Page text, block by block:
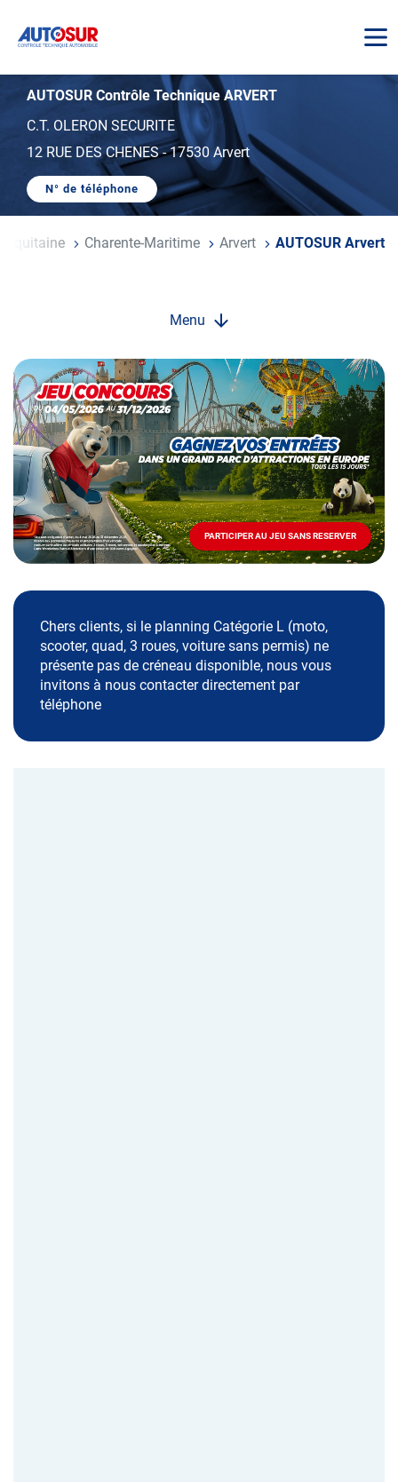
AUTOSUR
AUTOSUR Contrôle Technique ARVERT
C.T. OLERON SECURITE
12 RUE DES CHENES-17530 Arvert
N° de téléphone
AFFICHER
DE
TÉLÉPHONE
Aquitaine Charente-Maritime Arvert AUTOSUR Arvert
Menu
Opération
spéciale
Mai
-
Décembre
2026
Locations
PARTICIPER AU JEU SANS RESERVER
PARTICIPER
AU
JEU
RESERVER
Chers clients, si le planning Catégorie L (moto,
scooter, quad, 3 roues, voiture sans permis) ne
présente pas de créneau disponible, nous vous
invitons à nous contacter directement par
téléphone